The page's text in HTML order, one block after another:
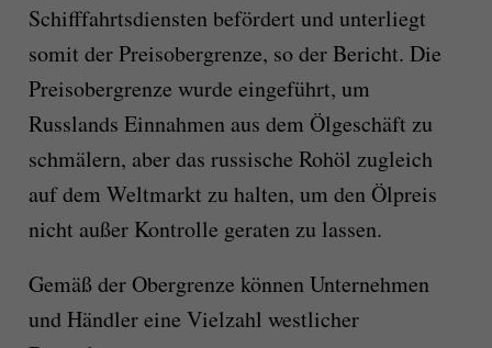
Schifffahrtsdiensten befördert und unterliegt
somit der Preisobergrenze, so der Bericht. Die
Preisobergrenze wurde eingeführt, um
Russlands Einnahmen aus dem Ölgeschäft zu
schmälern, aber das russische Rohöl zugleich
auf dem Weltmarkt zu halten, um den Ölpreis
nicht außer Kontrolle geraten zu lassen.
Gemäß der Obergrenze können Unternehmen
und Händler eine Vielzahl westlicher